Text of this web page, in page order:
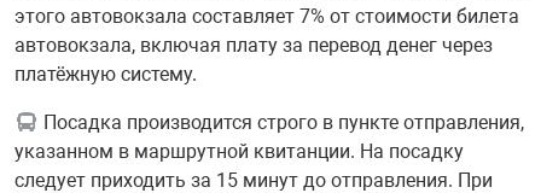
этого автовокзала составляет 7% от стоимости билета
автовокзала, включая плату за перевод денег через
платёжную систему.
Посадка производится строго в пункте отправления,
указанном в маршрутной квитанции. На посадку
следует приходить за 15 минут до отправления. При